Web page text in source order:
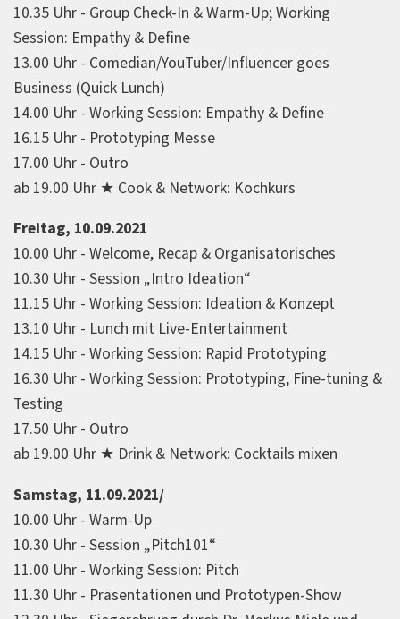
10.35 Uhr - Group Check-In & Warm-Up; Working
Session: Empathy & Define
13.00 Uhr - Comedian/YouTuber/Influencer goes
Business (Quick Lunch)
14.00 Uhr - Working Session: Empathy & Define
16.15 Uhr - Prototyping Messe
17.00 Uhr - Outro
ab 19.00 Uhr ★ Cook & Network: Kochkurs
Freitag, 10.09.2021
10.00 Uhr - Welcome, Recap & Organisatorisches
10.30 Uhr - Session „Intro Ideation“
11.15 Uhr - Working Session: Ideation & Konzept
13.10 Uhr - Lunch mit Live-Entertainment
14.15 Uhr - Working Session: Rapid Prototyping
16.30 Uhr - Working Session: Prototyping, Fine-tuning &
Testing
17.50 Uhr - Outro
ab 19.00 Uhr ★ Drink & Network: Cocktails mixen
Samstag, 11.09.2021/
10.00 Uhr - Warm-Up
10.30 Uhr - Session „Pitch101“
11.00 Uhr - Working Session: Pitch
11.30 Uhr - Präsentationen und Prototypen-Show